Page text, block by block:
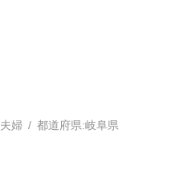
夫婦 都道府県:岐阜県